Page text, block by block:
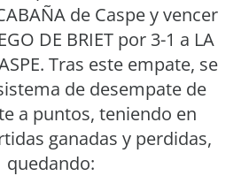
de Caspe y vencer
DE BRIET por 3-1 a LA
Tras este empate, se
de desempate de
a puntos, teniendo en
ganadas y perdidas,
quedando: